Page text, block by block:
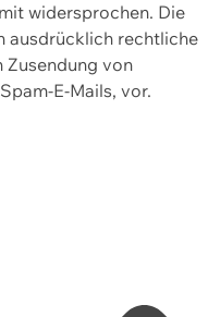
widersprochen. Die
ausdrücklich rechtliche
Zusendung von
E-Mails, vor.